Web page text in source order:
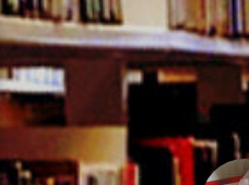
キ
ッ
プ